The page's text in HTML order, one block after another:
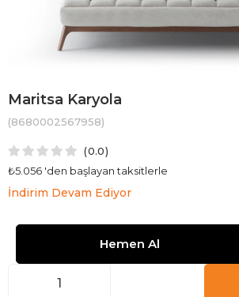
Maritsa Karyola
(8680002567958)
0.0
₺5.056 'den başlayan taksitlerle
İndirim Devam Ediyor